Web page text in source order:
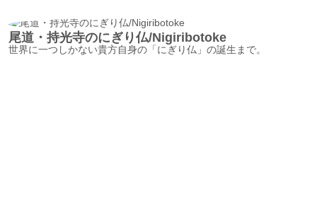
尾道・持光寺のにぎり仏/Nigiribotoke
世界に一つしかない貴方自身の「にぎり仏」の誕生まで。